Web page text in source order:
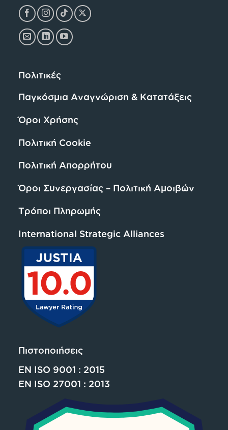
Πολιτικές
Παγκόσμια Αναγνώριση & Κατατάξεις
Όροι Χρήσης
Πολιτική Cookie
Πολιτική Απορρήτου
Όροι Συνεργασίας – Πολιτική Αμοιβών
Τρόποι Πληρωμής
International Strategic Alliances
Πιστοποιήσεις
EN ISO 9001 : 2015
EN ISO 27001 : 2013